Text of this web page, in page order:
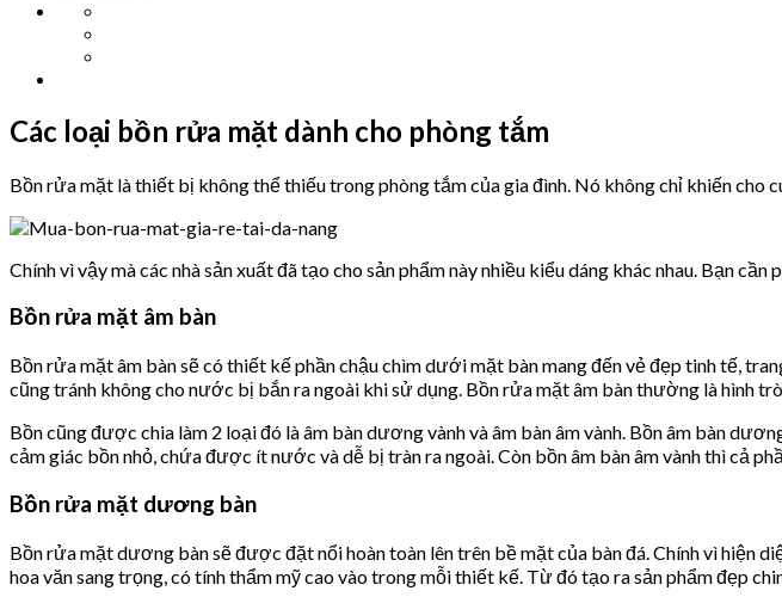
Các loại bồn rửa mặt dành cho phòng tắm
Bồn rửa mặt là thiết bị không thể thiếu trong phòng tắm của gia đình. Nó không chỉ khiến cho
Chính vì vậy mà các nhà sản xuất đã tạo cho sản phẩm này nhiều kiểu dáng khác nhau. Bạn
Bồn rửa mặt âm bàn
Bồn rửa mặt âm bàn sẽ có thiết kế phần chậu chìm dưới mặt bàn mang đến vẻ đẹp tinh tế,
cũng tránh không cho nước bị bắn ra ngoài khi sử dụng. Bồn rửa mặt âm bàn thường là hình
Bồn cũng được chia làm 2 loại đó là âm bàn dương vành và âm bàn âm vành. Bồn âm bàn
cảm giác bồn nhỏ, chứa được ít nước và dễ bị tràn ra ngoài. Còn bồn âm bàn âm vành thì cả
Bồn rửa mặt dương bàn
Bồn rửa mặt dương bàn sẽ được đặt nổi hoàn toàn lên trên bề mặt của bàn đá. Chính vì hiện
hoa văn sang trọng, có tính thẩm mỹ cao vào trong mỗi thiết kế. Từ đó tạo ra sản phẩm đẹp